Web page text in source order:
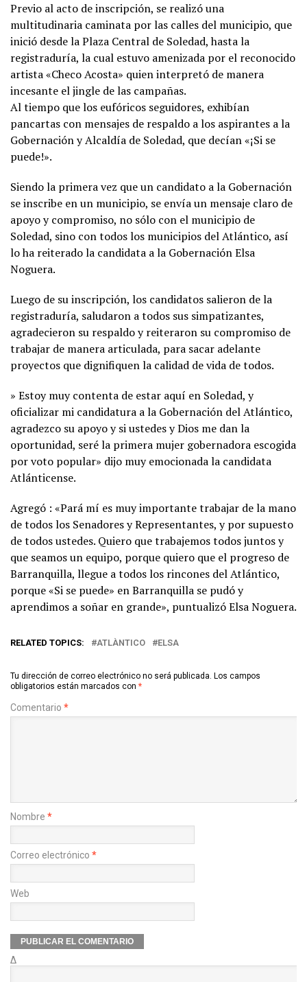
Previo al acto de inscripción, se realizó una
multitudinaria caminata por las calles del municipio, que
inició desde la Plaza Central de Soledad, hasta la
registraduría, la cual estuvo amenizada por el reconocido
artista «Checo Acosta» quien interpretó de manera
incesante el jingle de las campañas.
Al tiempo que los eufóricos seguidores, exhibían
pancartas con mensajes de respaldo a los aspirantes a la
Gobernación y Alcaldía de Soledad, que decían «¡Si se
puede!».
Siendo la primera vez que un candidato a la Gobernación
se inscribe en un municipio, se envía un mensaje claro de
apoyo y compromiso, no sólo con el municipio de
Soledad, sino con todos los municipios del Atlántico, así
lo ha reiterado la candidata a la Gobernación Elsa
Noguera.
Luego de su inscripción, los candidatos salieron de la
registraduría, saludaron a todos sus simpatizantes,
agradecieron su respaldo y reiteraron su compromiso de
trabajar de manera articulada, para sacar adelante
proyectos que dignifiquen la calidad de vida de todos.
» Estoy muy contenta de estar aquí en Soledad, y
oficializar mi candidatura a la Gobernación del Atlántico,
agradezco su apoyo y si ustedes y Dios me dan la
oportunidad, seré la primera mujer gobernadora escogida
por voto popular» dijo muy emocionada la candidata
Atlánticense.
Agregó : «Pará mí es muy importante trabajar de la mano
de todos los Senadores y Representantes, y por supuesto
de todos ustedes. Quiero que trabajemos todos juntos y
que seamos un equipo, porque quiero que el progreso de
Barranquilla, llegue a todos los rincones del Atlántico,
porque «Si se puede» en Barranquilla se pudó y
aprendimos a soñar en grande», puntualizó Elsa Noguera.
RELATED TOPICS: ATLÀNTICO ELSA
Tu dirección de correo electrónico no será publicada. Los campos
obligatorios están marcados con *
Comentario *
Nombre *
Correo electrónico *
Web
Δ